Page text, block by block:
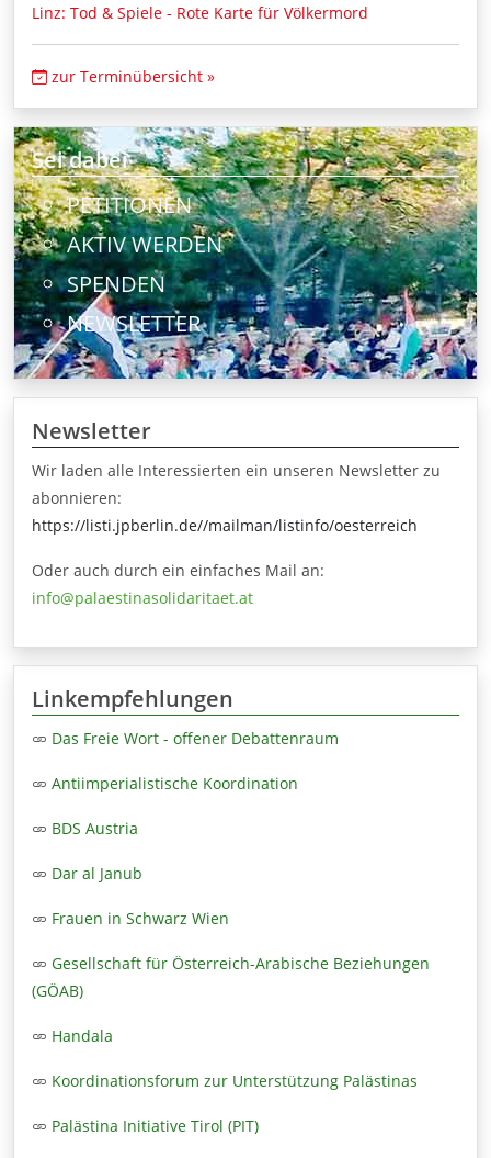
Linz: Tod & Spiele - Rote Karte für Völkermord
zur Terminübersicht »
Sei dabei
PETITIONEN
AKTIV WERDEN
SPENDEN
NEWSLETTER
Newsletter
Wir laden alle Interessierten ein unseren Newsletter zu
abonnieren:
https://listi.jpberlin.de//mailman/listinfo/oesterreich
Oder auch durch ein einfaches Mail an:
info@palaestinasolidaritaet.at
Linkempfehlungen
Das Freie Wort - offener Debattenraum
Antiimperialistische Koordination
BDS Austria
Dar al Janub
Frauen in Schwarz Wien
Gesellschaft für Österreich-Arabische Beziehungen
(GÖAB)
Handala
Koordinationsforum zur Unterstützung Palästinas
Palästina Initiative Tirol (PIT)